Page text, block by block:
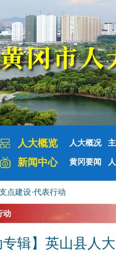
人大概览 人大概况
新闻中心 黄冈要闻
点建设·代表行动
动
专辑】英山县人